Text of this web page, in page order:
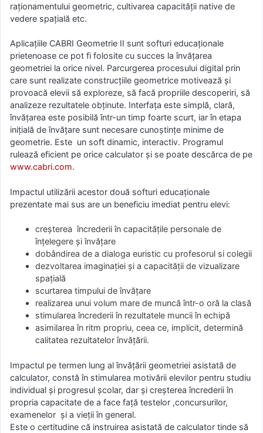
raționamentului geometric, cultivarea capacității native de
vedere spațială etc.
Aplicațiile CABRI Geometrie II sunt softuri educaționale
prietenoase ce pot fi folosite cu succes la învățarea
geometriei la orice nivel. Parcurgerea procesului digital prin
care sunt realizate construcțiile geometrice motivează și
provoacă elevii să exploreze, să facă propriile descoperiri, să
analizeze rezultatele obținute. Interfața este simplă, clară,
învățarea este posibilă într-un timp foarte scurt, iar în etapa
inițială de învățare sunt necesare cunoștințe minime de
geometrie. Este un soft dinamic, interactiv. Programul
rulează eficient pe orice calculator și se poate descărca de pe
www.cabri.com.
Impactul utilizării acestor două softuri educaționale
prezentate mai sus are un beneficiu imediat pentru elevi:
creșterea încrederii în capacitățile personale de
înțelegere și învățare
dobândirea de a dialoga euristic cu profesorul si colegii
dezvoltarea imaginației și a capacității de vizualizare
spațială
scurtarea timpului de învățare
realizarea unui volum mare de muncă într-o oră la clasă
stimularea încrederii în rezultatele muncii în echipă
asimilarea în ritm propriu, ceea ce, implicit, determină
calitatea rezultatelor învățării.
Impactul pe termen lung al învățării geometriei asistată de
calculator, constă în stimularea motivării elevilor pentru studiu
individual și progresul școlar, dar și creșterea încrederii în
propria capacitate de a face față testelor ,concursurilor,
examenelor și a vieții în general.
Este o certitudine că instruirea asistată de calculator tinde să